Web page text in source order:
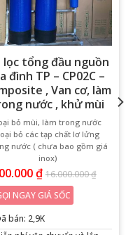
lọc tổng đầu nguồn
đình TP – CP02C –
, Van cơ, làm
nước , khử mùi
bỏ mùi, làm trong nước
bỏ các tạp chất lơ lửng
nước ( chưa bao gồm giá
inox)
₫ 16.000.000₫
NGAY GIÁ SỐC
bán: 2,9K